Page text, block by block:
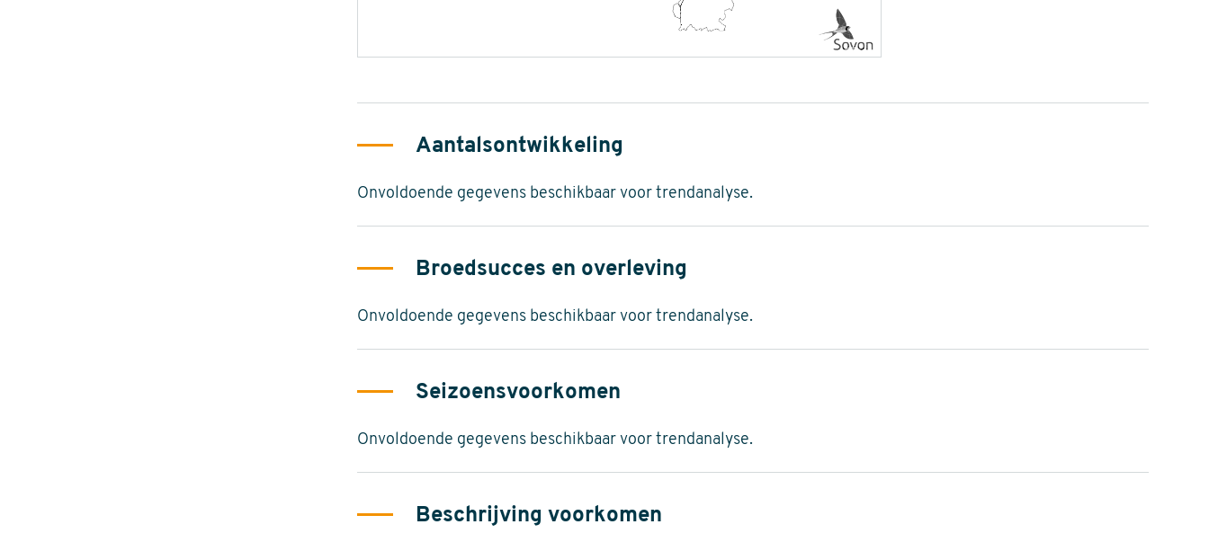
Aantalsontwikkeling
Onvoldoende gegevens beschikbaar voor trendanalyse.
Broedsucces en overleving
Onvoldoende gegevens beschikbaar voor trendanalyse.
Seizoensvoorkomen
Onvoldoende gegevens beschikbaar voor trendanalyse.
Beschrijving voorkomen